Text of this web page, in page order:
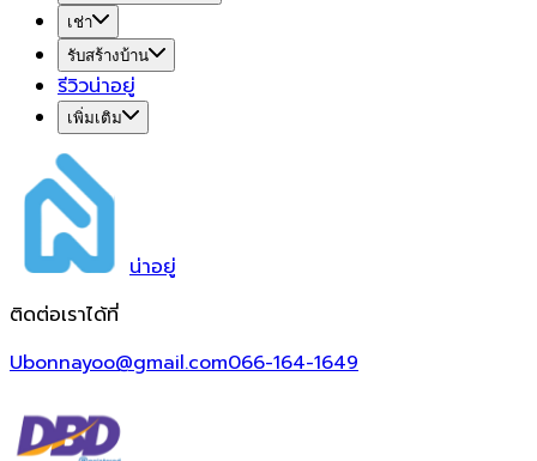
เช่า
รับสร้างบ้าน
รีวิวน่าอยู่
เพิ่มเติม
น่าอยู่
ติดต่อเราได้ที่
Ubonnayoo@gmail.com066-164-1649